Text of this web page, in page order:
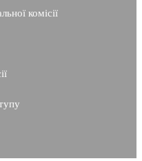
комісії